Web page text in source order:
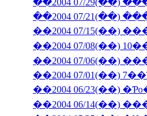
��2004 07/29(��)
��2004 07/21(��)
��2004 07/15(��)
��2004 07/08(��)
��2004 07/06(��)
��2004 07/01(��)
��2004 06/23(��)
��2004 06/14(��)